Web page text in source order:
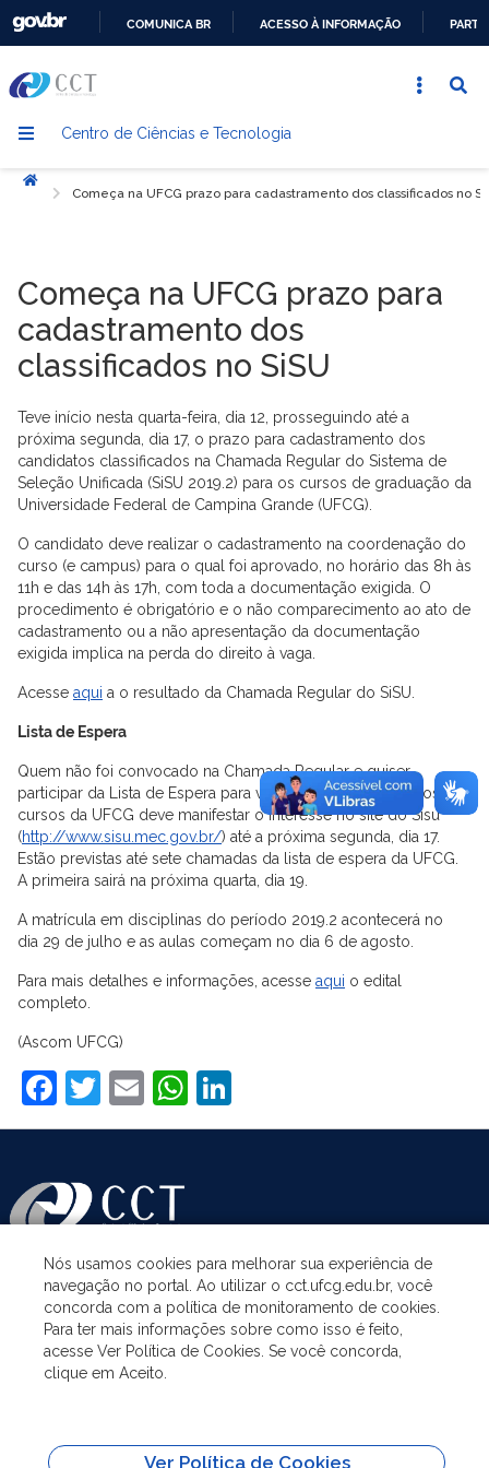
CONTEÚDO
COMUNICA BR ACESSO À INFORMAÇÃO
Centro de Ciências e Tecnologia
Início
Começa na UFCG prazo para cadastramento dos classificados no
Começa na UFCG prazo para
cadastramento dos
classificados no SiSU
Teve início nesta quarta-feira, dia 12, prosseguindo até a
próxima segunda, dia 17, o prazo para cadastramento dos
candidatos classificados na Chamada Regular do Sistema de
Seleção Unificada (SiSU 2019.2) para os cursos de graduação da
Universidade Federal de Campina Grande (UFCG).
O candidato deve realizar o cadastramento na coordenação do
curso (e campus) para o qual foi aprovado, no horário das 8h às
11h e das 14h às 17h, com toda a documentação exigida. O
procedimento é obrigatório e o não comparecimento ao ato de
cadastramento ou a não apresentação da documentação
exigida implica na perda do direito à vaga.
Acesse aqui a o resultado da Chamada Regular do SiSU.
Lista de Espera
Quem não foi convocado na Chamada Regular e quiser
participar da Lista de Espera para vagas remanescentes dos
cursos da UFCG deve manifestar o interesse no site do Sisu
(http://www.sisu.mec.gov.br/) até a próxima segunda, dia 17.
Estão previstas até sete chamadas da lista de espera da UFCG.
A primeira sairá na próxima quarta, dia 19.
A matrícula em disciplinas do período 2019.2 acontecerá no
dia 29 de julho e as aulas começam no dia 6 de agosto.
Para mais detalhes e informações, acesse aqui o edital
completo.
(Ascom UFCG)
Facebook
Twitter
EmailWhatsApp
ASSUNTOS
ACESSO À INFORMAÇÃO
Nós usamos cookies para melhorar sua experiência de
navegação no portal. Ao utilizar o cct.ufcg.edu.br, você
concorda com a política de monitoramento de cookies.
Para ter mais informações sobre como isso é feito,
acesse Ver Política de Cookies. Se você concorda,
clique em Aceito.
Ver Política de Cookies